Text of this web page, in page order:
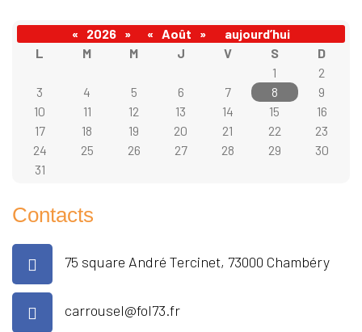
« 2026 » « Août »
aujourd’hui
L
M M J V S
D
1
2
3
4 5 6 7 8
9
10
11 12 13 14 15
16
17
18 19 20 21 22
23
24
25 26 27 28 29
30
31
Contacts
75 square André Tercinet, 73000 Chambéry
carrousel@fol73.fr